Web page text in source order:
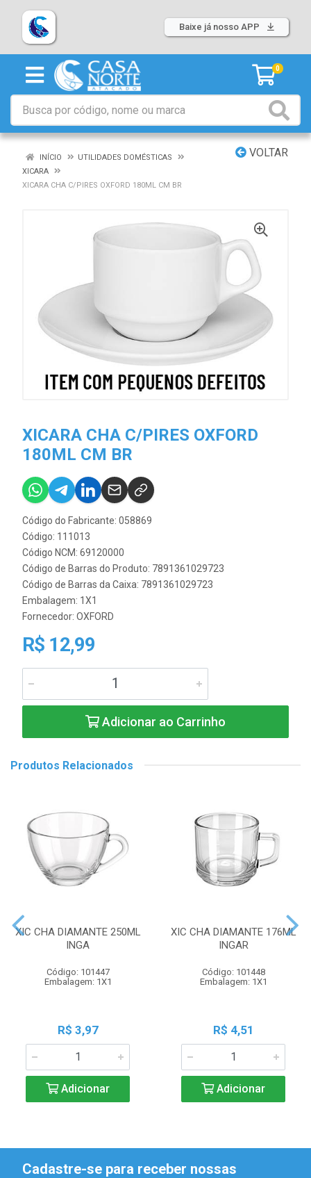
Baixe já nosso APP
0
VOLTAR
INÍCIO
UTILIDADES DOMÉSTICAS
XICARA
XICARA CHA C/PIRES OXFORD 180ML CM BR
XICARA CHA C/PIRES OXFORD
180ML CM BR
Código do Fabricante: 058869
Código: 111013
Código NCM: 69120000
Código de Barras do Produto: 7891361029723
Código de Barras da Caixa: 7891361029723
Embalagem: 1X1
Fornecedor: OXFORD
R$ 12,99
Adicionar ao Carrinho
Produtos Relacionados
XIC CHA DIAMANTE 250ML
INGA
Código: 101447
Embalagem: 1X1
R$ 3,97
Adicionar
XIC CHA DIAMANTE 176ML
INGAR
Código: 101448
Embalagem: 1X1
R$ 4,51
Adicionar
Cadastre-se para receber nossas